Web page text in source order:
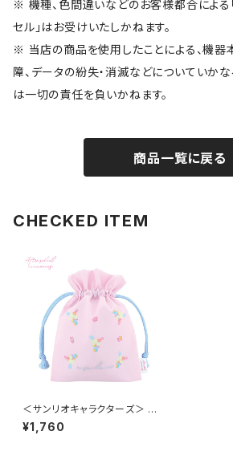
※ 機種、色間違いなどのお客様都合による「
セル」はお受けいたしかねます。
※ 当店の商品を使用したことによる、機器
障、データの紛失・消滅などについていか
は一切の責任を負いかねます。
商品一覧に戻る
CHECKED ITEM
＜サンリオキャラクターズ＞ 巾
着ポーチ ウサハナ LSR-P011-
C
¥1,760